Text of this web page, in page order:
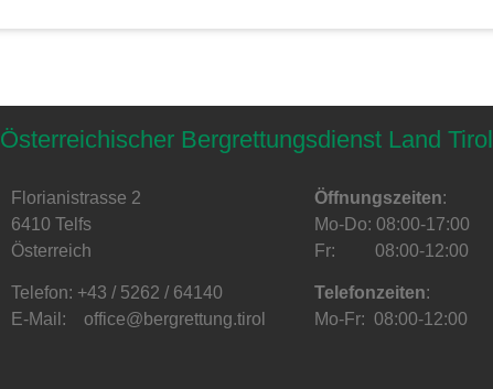
Österreichischer Bergrettungsdienst Land Tirol
Florianistrasse 2
6410 Telfs
Österreich
Telefon: +43 / 5262 / 64140
E-Mail: office@bergrettung.tirol
Öffnungszeiten:
Mo-Do: 08:00-17:00
Fr: 08:00-12:00
Telefonzeiten:
Mo-Fr: 08:00-12:00